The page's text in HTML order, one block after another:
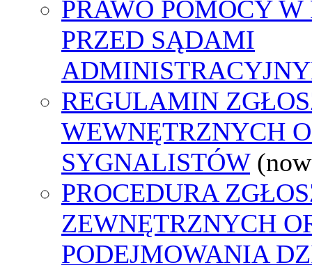
PRAWO POMOCY
PRZED SĄDAMI
REGULAMIN
WEWNĘTRZNYCH
SYGNALISTÓW
PROCEDURA
ZEWNĘTRZNYCH
PODEJMOWANIA